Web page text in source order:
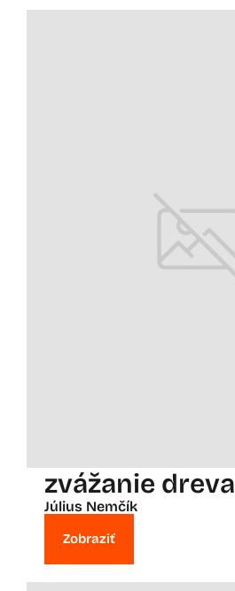
zvážanie dreva
Július Nemčík
Zobraziť